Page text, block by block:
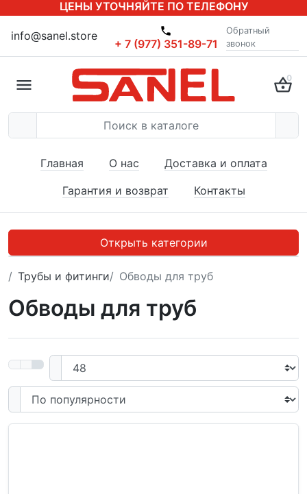
ЦЕНЫ УТОЧНЯЙТЕ ПО ТЕЛЕФОНУ
info@sanel.store
+ 7 (977) 351-89-71
Обратный
звонок
0
Главная О нас
Доставка и оплата
Гарантия и возврат
Контакты
Открыть категории
Трубы и фитинги Обводы для труб
Обводы для труб